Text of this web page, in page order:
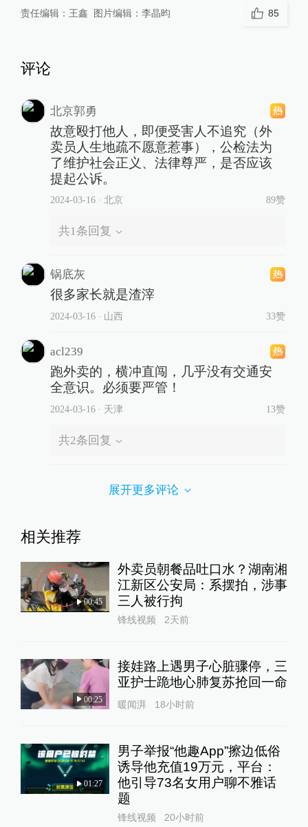
责任编辑： 王鑫 图片编辑： 李晶昀 85
评论
北京郭勇
故意殴打他人，即便受害人不追究（外
卖员人生地疏不愿意惹事），公检法为
了维护社会正义、法律尊严，是否应该
提起公诉。
2024-03-16∙ 北京 89赞
共1条回复
锅底灰
很多家长就是渣滓
2024-03-16∙ 山西 33赞
acl239
跑外卖的，横冲直闯，几乎没有交通安
全意识。必须要严管！
2024-03-16∙ 天津 13赞
共2条回复
展开更多评论
相关推荐
00:45
外卖员朝餐品吐口水？湖南湘
江新区公安局：系摆拍，涉事
三人被行拘
锋线视频 2天前
00:25
接娃路上遇男子心脏骤停，三
亚护士跪地心肺复苏抢回一命
暖闻湃 18小时前
01:27
男子举报“他趣App”擦边低俗
诱导他充值19万元，平台：
他引导73名女用户聊不雅话
题
锋线视频 20小时前